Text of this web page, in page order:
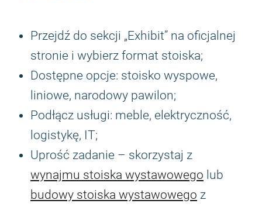
Przejdź do sekcji „Exhibit” na oficjalnej
stronie i wybierz format stoiska;
Dostępne opcje: stoisko wyspowe,
liniowe, narodowy pawilon;
Podłącz usługi: meble, elektryczność,
logistykę, IT;
Uprość zadanie – skorzystaj z
wynajmu stoiska wystawowego lub
budowy stoiska wystawowego z